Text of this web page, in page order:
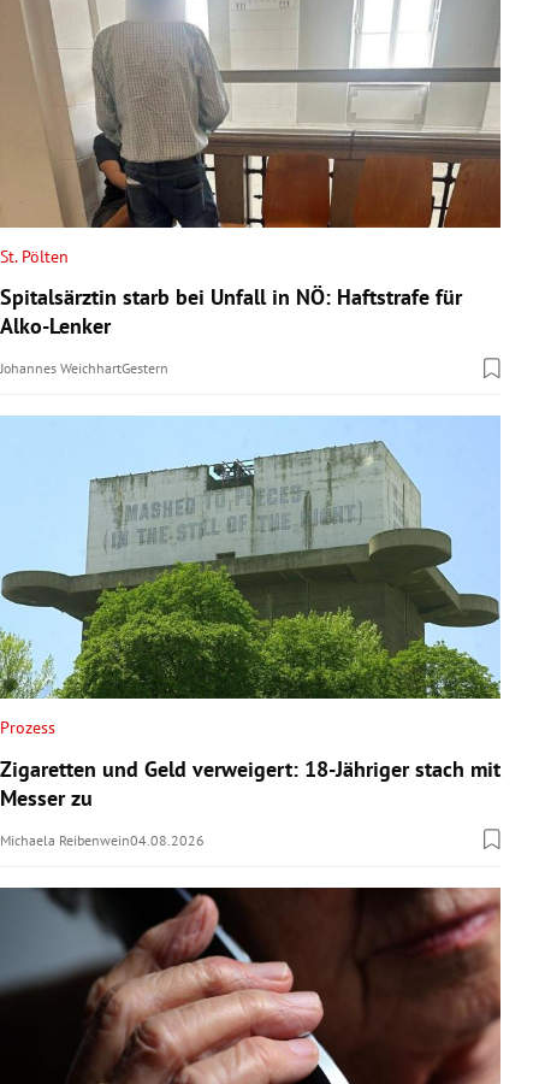
St. Pölten
Spitalsärztin starb bei Unfall in NÖ: Haftstrafe für
Alko-Lenker
Johannes WeichhartGestern
Prozess
Zigaretten und Geld verweigert: 18-Jähriger stach mit
Messer zu
Michaela Reibenwein04.08.2026